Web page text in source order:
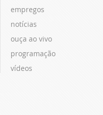
empregos
notícias
ouça ao vivo
programação
vídeos